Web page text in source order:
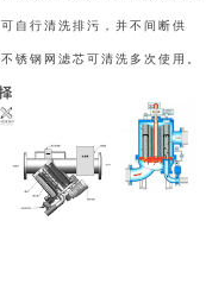
自行清洗排污，并不间断供
锈钢网滤芯可清洗多次使用。